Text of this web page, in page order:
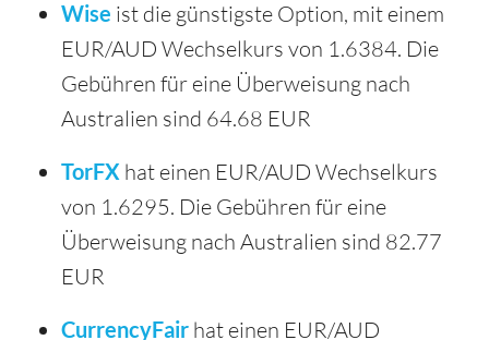
Wise ist die günstigste Option, mit einem
EUR/AUD Wechselkurs von 1.6384. Die
Gebühren für eine Überweisung nach
Australien sind 64.68 EUR
TorFX hat einen EUR/AUD Wechselkurs
von 1.6295. Die Gebühren für eine
Überweisung nach Australien sind 82.77
EUR
CurrencyFair hat einen EUR/AUD